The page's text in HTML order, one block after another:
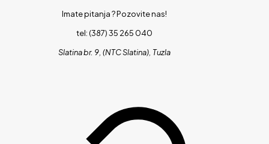
Imate pitanja ?Pozovite nas!
tel: (387) 35 265 040
Slatina br. 9, (NTC Slatina), Tuzla